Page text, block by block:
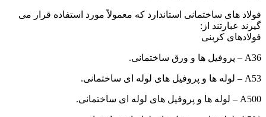
فولاد های ساختمانی استاندارد که معمولاً مورد استفاده قرار می
گیرند عبارتند از:
فولادهای کربنی
A36 – پروفیل ها و ورق ساختمانی.
A53 – لوله ها و پروفیل های لوله ای ساختمانی.
A500 – لوله ها و پروفیل های لوله ای ساختمانی.